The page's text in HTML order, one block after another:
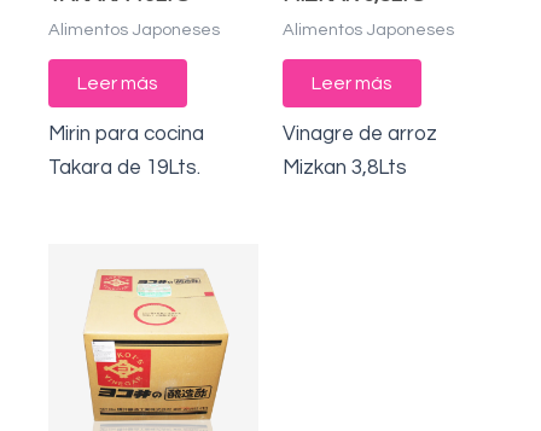
Alimentos Japoneses
Leer más
Mirin para cocina
Takara de 19Lts.
Alimentos Japoneses
Leer más
Vinagre de arroz
Mizkan 3,8Lts